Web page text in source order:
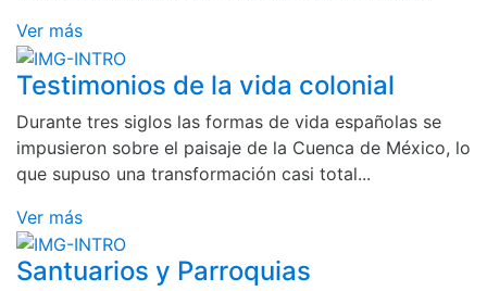
Ver más
Testimonios de la vida colonial
Durante tres siglos las formas de vida españolas se
impusieron sobre el paisaje de la Cuenca de México, lo
que supuso una transformación casi total...
Ver más
Santuarios y Parroquias